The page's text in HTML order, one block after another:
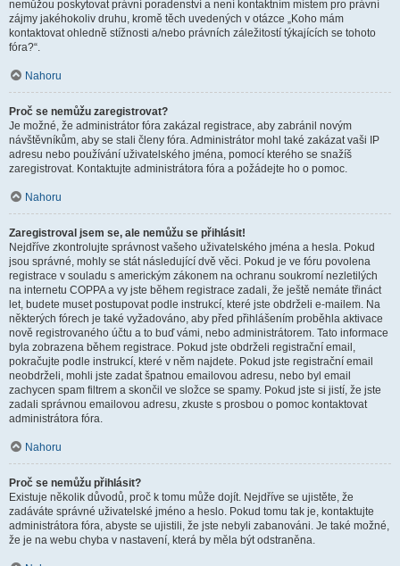
nemůžou poskytovat právní poradenství a není kontaktním místem pro právní
zájmy jakéhokoliv druhu, kromě těch uvedených v otázce „Koho mám
kontaktovat ohledně stížnosti a/nebo právních záležitostí týkajících se tohoto
fóra?“.
Nahoru
Proč se nemůžu zaregistrovat?
Je možné, že administrátor fóra zakázal registrace, aby zabránil novým
návštěvníkům, aby se stali členy fóra. Administrátor mohl také zakázat vaši IP
adresu nebo používání uživatelského jména, pomocí kterého se snažíš
zaregistrovat. Kontaktujte administrátora fóra a požádejte ho o pomoc.
Nahoru
Zaregistroval jsem se, ale nemůžu se přihlásit!
Nejdříve zkontrolujte správnost vašeho uživatelského jména a hesla. Pokud
jsou správné, mohly se stát následující dvě věci. Pokud je ve fóru povolena
registrace v souladu s americkým zákonem na ochranu soukromí nezletilých
na internetu COPPA a vy jste během registrace zadali, že ještě nemáte třináct
let, budete muset postupovat podle instrukcí, které jste obdrželi e-mailem. Na
některých fórech je také vyžadováno, aby před přihlášením proběhla aktivace
nově registrovaného účtu a to buď vámi, nebo administrátorem. Tato informace
byla zobrazena během registrace. Pokud jste obdrželi registrační email,
pokračujte podle instrukcí, které v něm najdete. Pokud jste registrační email
neobdrželi, mohli jste zadat špatnou emailovou adresu, nebo byl email
zachycen spam filtrem a skončil ve složce se spamy. Pokud jste si jistí, že jste
zadali správnou emailovou adresu, zkuste s prosbou o pomoc kontaktovat
administrátora fóra.
Nahoru
Proč se nemůžu přihlásit?
Existuje několik důvodů, proč k tomu může dojít. Nejdříve se ujistěte, že
zadáváte správné uživatelské jméno a heslo. Pokud tomu tak je, kontaktujte
administrátora fóra, abyste se ujistili, že jste nebyli zabanováni. Je také možné,
že je na webu chyba v nastavení, která by měla být odstraněna.